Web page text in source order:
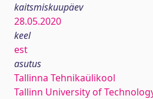
kaitsmiskuupäev
28.05.2020
keel
est
asutus
Tallinna Tehnikaülikool
Tallinn University of